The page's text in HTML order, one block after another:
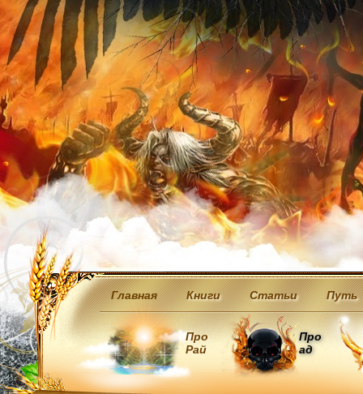
Главная Книги Статьи Путь
Про
Рай
Про
ад